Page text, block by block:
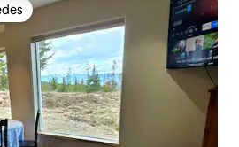
dos hóspedes